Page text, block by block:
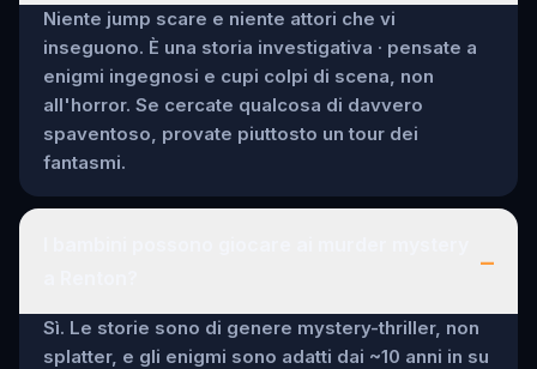
Niente jump scare e niente attori che vi
inseguono. È una storia investigativa · pensate a
enigmi ingegnosi e cupi colpi di scena, non
all'horror. Se cercate qualcosa di davvero
spaventoso, provate piuttosto un tour dei
fantasmi.
–
Sì. Le storie sono di genere mystery-thriller, non
splatter, e gli enigmi sono adatti dai ~10 anni in su